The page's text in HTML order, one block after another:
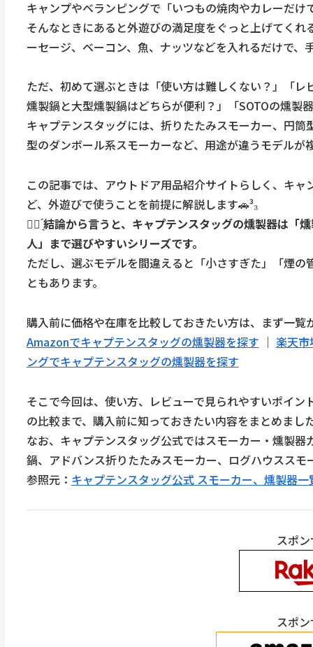
キャンプやベランピングで「いつもの焼肉やカレーだ
そんなときにあると外遊びの満足度をぐっと上げてくれ
ーセージ、ベーコン、魚、ナッツなどを入れるだけで、
ただ、初めて選ぶときは「使い方は難しくない？」「
燻製鍋と大型燻製鍋はどちらが便利？」「SOTOの燻製
キャプテンスタッグには、折りたたみスモーカー、円
型のダンボール系スモーカーなど、用途が違うモデルが
この記事では、アウトドア用品紹介サイトらしく、キ
ど、外遊びで使うことを前提に解説します🚗³₃
☝🏻 ̖́結論から言うと、キャプテンスタッグの燻製器は「
人」まで選びやすいシリーズです。
ただし、選ぶモデルを間違えると「小さすぎた」「煙
ともあります。
購入前に価格や在庫を比較しておきたい方は、まず一覧
Amazonでキャプテンスタッグの燻製器を探す ｜ 楽天市
ングでキャプテンスタッグの燻製器を探す
そこで今回は、使い方、レビューで見られやすいポイ
の比較まで、購入前に知っておきたい内容をまとめまし
なお、キャプテンスタッグ公式ではスモーカー・燻製
鍋、アドバンス折りたたみスモーカー、ログハウススモ
参照元： キャプテンスタッグ公式 スモーカー、燻製器一
スポ
スポ